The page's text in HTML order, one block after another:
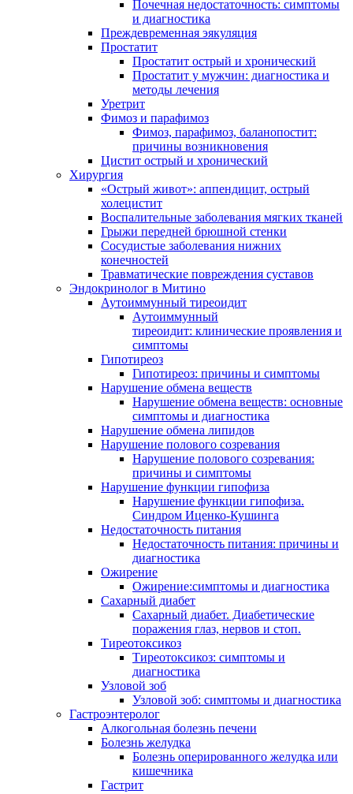
Почечная недостаточность: симптомы
и диагностика
Преждевременная эякуляция
Простатит
Простатит острый и хронический
Простатит у мужчин: диагностика и
методы лечения
Уретрит
Фимоз и парафимоз
Фимоз, парафимоз, баланопостит:
причины возникновения
Цистит острый и хронический
Хирургия
«Острый живот»: аппендицит, острый
холецистит
Воспалительные заболевания мягких тканей
Грыжи передней брюшной стенки
Сосудистые заболевания нижних
конечностей
Травматические повреждения суставов
Эндокринолог в Митино
Аутоиммунный тиреоидит
Аутоиммунный
тиреоидит: клинические проявления и
симптомы
Гипотиреоз
Гипотиреоз: причины и симптомы
Нарушение обмена веществ
Нарушение обмена веществ: основные
симптомы и диагностика
Нарушение обмена липидов
Нарушение полового созревания
Нарушение полового созревания:
причины и симптомы
Нарушение функции гипофиза
Нарушение функции гипофиза.
Синдром Иценко-Кушинга
Недостаточность питания
Недостаточность питания: причины и
диагностика
Ожирение
Ожирение:симптомы и диагностика
Сахарный диабет
Сахарный диабет. Диабетические
поражения глаз, нервов и стоп.
Тиреотоксикоз
Тиреотоксикоз: симптомы и
диагностика
Узловой зоб
Узловой зоб: симптомы и диагностика
Гастроэнтеролог
Алкогольная болезнь печени
Болезнь желудка
Болезнь оперированного желудка или
кишечника
Гастрит